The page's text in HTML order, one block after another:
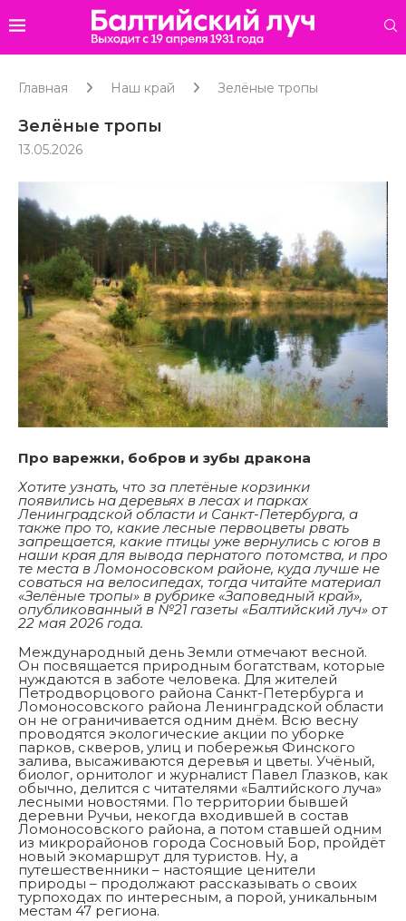
Главная Наш край Зелёные тропы
Зелёные тропы
13.05.2026
Про варежки, бобров и зубы дракона
Хотите узнать, что за плетёные корзинки
появились на деревьях в лесах и парках
Ленинградской области и Санкт-Петербурга, а
также про то, какие лесные первоцветы рвать
запрещается, какие птицы уже вернулись с югов в
наши края для вывода пернатого потомства, и про
те места в Ломоносовском районе, куда лучше не
соваться на велосипедах, тогда читайте материал
«Зелёные тропы» в рубрике «Заповедный край»,
опубликованный в №21 газеты «Балтийский луч» от
22 мая 2026 года.
Международный день Земли отмечают весной.
Он посвящается природным богатствам, которые
нуждаются в заботе человека. Для жителей
Петродворцового района Санкт-Петербурга и
Ломоносовского района Ленинградской области
он не ограничивается одним днём. Всю весну
проводятся экологические акции по уборке
парков, скверов, улиц и побережья Финского
залива, высаживаются деревья и цветы. Учёный,
биолог, орнитолог и журналист Павел Глазков, как
обычно, делится с читателями «Балтийского луча»
лесными новостями. По территории бывшей
деревни Ручьи, некогда входившей в состав
Ломоносовского района, а потом ставшей одним
из микрорайонов города Сосновый Бор, пройдёт
новый экомаршрут для туристов. Ну, а
путешественники – настоящие ценители
природы – продолжают рассказывать о своих
турпоходах по интересным, а порой, уникальным
местам 47 региона.